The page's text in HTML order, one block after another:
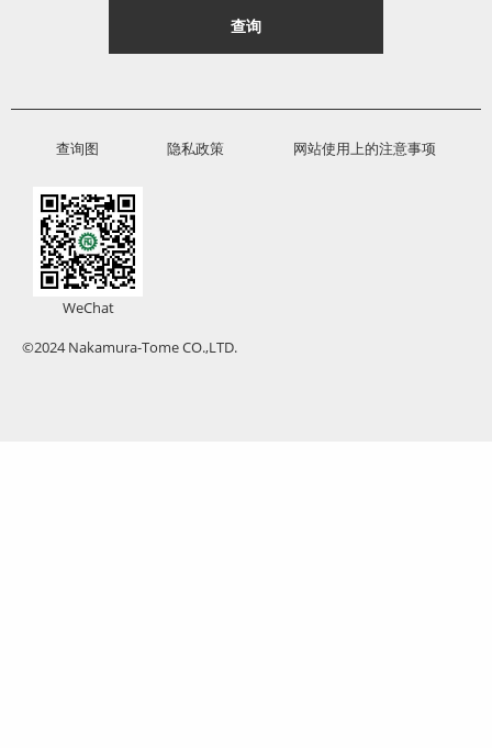
查询
查询图 隐私政策 网站使用上的注意事项
WeChat
©2024 Nakamura-Tome CO.,LTD.